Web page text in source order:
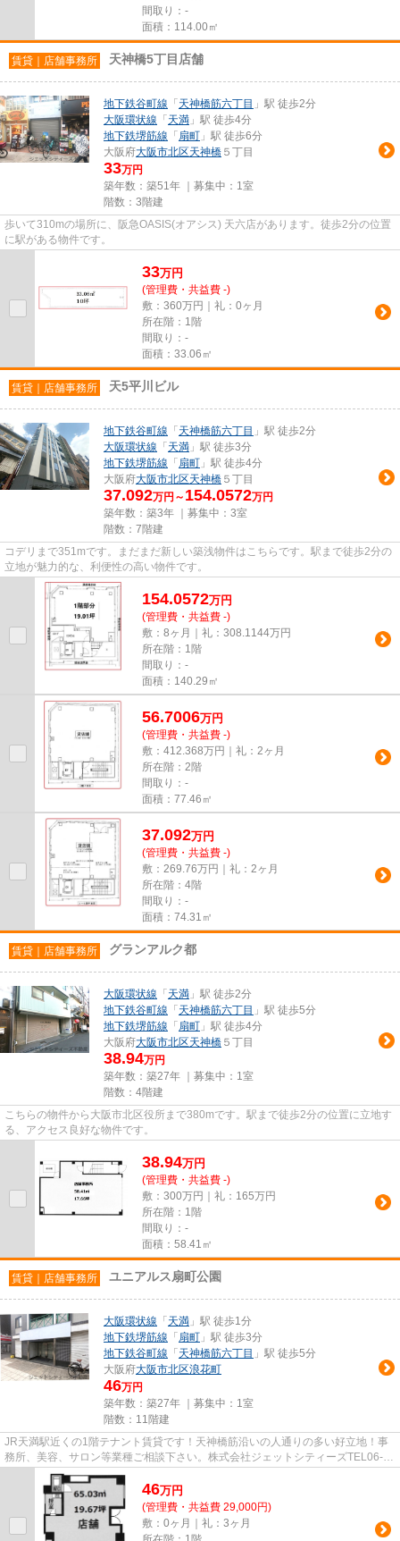
間取り：-
面積：114.00㎡
賃貸｜店舗事務所 天神橋5丁目店舗
地下鉄谷町線 「 天神橋筋六丁目 」駅 徒歩2分
大阪環状線 「 天満 」駅 徒歩4分
地下鉄堺筋線 「 扇町 」駅 徒歩6分
大阪府大阪市北区天神橋 ５丁目
33万円
築年数：築51年 ｜募集中： 1室
階数：3階建
歩いて310mの場所に、阪急OASIS(オアシス) 天六店があります。徒歩2分の位置
に駅がある物件です。
33万円
(管理費・共益費 -)
敷：360万円｜礼：0ヶ月
所在階：1階
間取り：-
面積：33.06㎡
賃貸｜店舗事務所 天5平川ビル
地下鉄谷町線 「 天神橋筋六丁目 」駅 徒歩2分
大阪環状線 「 天満 」駅 徒歩3分
地下鉄堺筋線 「 扇町 」駅 徒歩4分
大阪府大阪市北区天神橋 ５丁目
37.092万円～ 154.0572万円
築年数：築3年 ｜募集中： 3室
階数：7階建
コデリまで351mです。まだまだ新しい築浅物件はこちらです。駅まで徒歩2分の
立地が魅力的な、利便性の高い物件です。
154.0572万円
(管理費・共益費 -)
敷：8ヶ月｜礼：308.1144万円
所在階：1階
間取り：-
面積：140.29㎡
56.7006万円
(管理費・共益費 -)
敷：412.368万円｜礼：2ヶ月
所在階：2階
間取り：-
面積：77.46㎡
37.092万円
(管理費・共益費 -)
敷：269.76万円｜礼：2ヶ月
所在階：4階
間取り：-
面積：74.31㎡
賃貸｜店舗事務所 グランアルク都
大阪環状線 「 天満 」駅 徒歩2分
地下鉄谷町線 「 天神橋筋六丁目 」駅 徒歩5分
地下鉄堺筋線 「 扇町 」駅 徒歩4分
大阪府大阪市北区天神橋 ５丁目
38.94万円
築年数：築27年 ｜募集中： 1室
階数：4階建
こちらの物件から大阪市北区役所まで380mです。駅まで徒歩2分の位置に立地す
る、アクセス良好な物件です。
38.94万円
(管理費・共益費 -)
敷：300万円｜礼：165万円
所在階：1階
間取り：-
面積：58.41㎡
賃貸｜店舗事務所 ユニアルス扇町公園
大阪環状線 「 天満 」駅 徒歩1分
地下鉄堺筋線 「 扇町 」駅 徒歩3分
地下鉄谷町線 「 天神橋筋六丁目 」駅 徒歩5分
大阪府大阪市北区浪花町
46万円
築年数：築27年 ｜募集中： 1室
階数：11階建
JR天満駅近くの1階テナント賃貸です！天神橋筋沿いの人通りの多い好立地！事
務所、美容、サロン等業種ご相談下さい。株式会社ジェットシティーズTEL06-
6459-7809お問い合わせお待ちし...
46万円
(管理費・共益費 29,000円)
敷：0ヶ月｜礼：3ヶ月